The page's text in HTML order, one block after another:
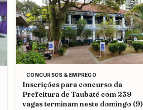
CONCURSOS & EMPREGO
Inscrições para concurso da
Prefeitura de Taubaté com 239
vagas terminam neste domingo (9)